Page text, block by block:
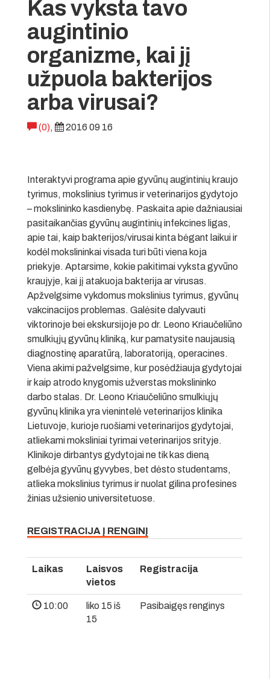
Kas vyksta tavo
augintinio
organizme, kai jį
užpuola bakterijos
arba virusai?
(0), 2016 09 16
Interaktyvi programa apie gyvūnų augintinių kraujo
tyrimus, mokslinius tyrimus ir veterinarijos gydytojo
– mokslininko kasdienybę. Paskaita apie dažniausiai
pasitaikančias gyvūnų augintinių infekcines ligas,
apie tai, kaip bakterijos/virusai kinta bėgant laikui ir
kodėl mokslininkai visada turi būti viena koja
priekyje. Aptarsime, kokie pakitimai vyksta gyvūno
kraujyje, kai jį atakuoja bakterija ar virusas.
Apžvelgsime vykdomus mokslinius tyrimus, gyvūnų
vakcinacijos problemas. Galėsite dalyvauti
viktorinoje bei ekskursijoje po dr. Leono Kriaučeliūno
smulkiųjų gyvūnų kliniką, kur pamatysite naujausią
diagnostinę aparatūrą, laboratoriją, operacines.
Viena akimi pažvelgsime, kur posėdžiauja gydytojai
ir kaip atrodo knygomis užverstas mokslininko
darbo stalas. Dr. Leono Kriaučeliūno smulkiųjų
gyvūnų klinika yra vienintelė veterinarijos klinika
Lietuvoje, kurioje ruošiami veterinarijos gydytojai,
atliekami moksliniai tyrimai veterinarijos srityje.
Klinikoje dirbantys gydytojai ne tik kas dieną
gelbėja gyvūnų gyvybes, bet dėsto studentams,
atlieka mokslinius tyrimus ir nuolat gilina profesines
žinias užsienio universitetuose.
REGISTRACIJA Į RENGINĮ
Laikas
Laisvos
vietos
Registracija
10:00
liko 15 iš
15
Pasibaigęs renginys